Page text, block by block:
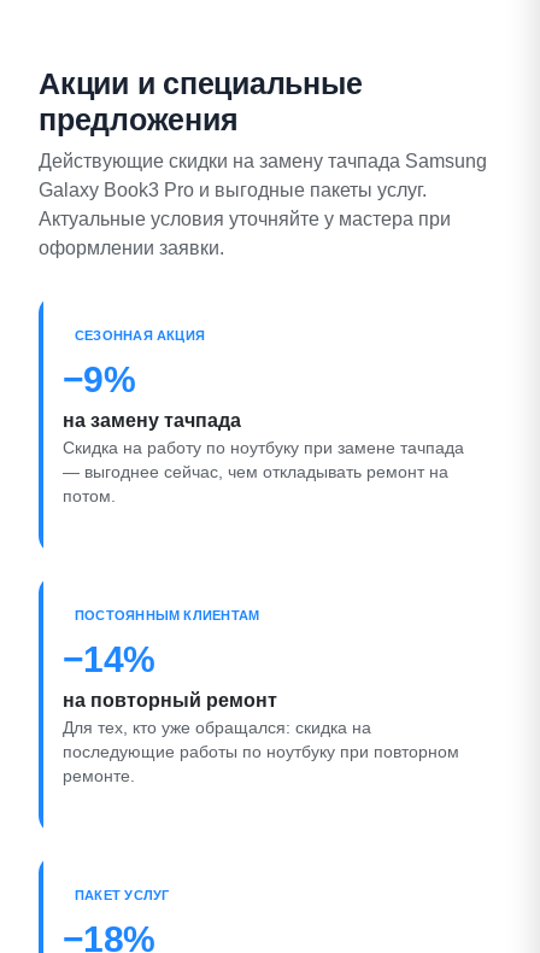
Акции и специальные
предложения
Действующие скидки на замену тачпада Samsung
Galaxy Book3 Pro и выгодные пакеты услуг.
Актуальные условия уточняйте у мастера при
оформлении заявки.
СЕЗОННАЯ АКЦИЯ
−9%
на замену тачпада
Скидка на работу по ноутбуку при замене тачпада
— выгоднее сейчас, чем откладывать ремонт на
потом.
ПОСТОЯННЫМ КЛИЕНТАМ
−14%
на повторный ремонт
Для тех, кто уже обращался: скидка на
последующие работы по ноутбуку при повторном
ремонте.
ПАКЕТ УСЛУГ
−18%